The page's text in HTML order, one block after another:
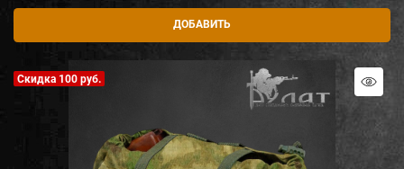
ДОБАВИТЬ
Скидка 100 руб.